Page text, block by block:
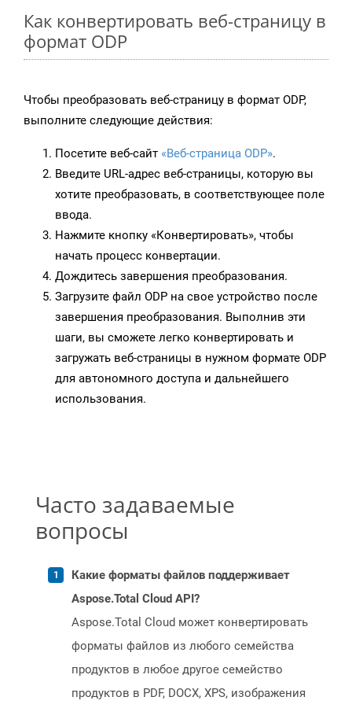
Как конвертировать веб-страницу в
формат ODP
Чтобы преобразовать веб-страницу в формат ODP,
выполните следующие действия:
Посетите веб-сайт «Веб-страница ODP».
Введите URL-адрес веб-страницы, которую вы
хотите преобразовать, в соответствующее поле
ввода.
Нажмите кнопку «Конвертировать», чтобы
начать процесс конвертации.
Дождитесь завершения преобразования.
Загрузите файл ODP на свое устройство после
завершения преобразования. Выполнив эти
шаги, вы сможете легко конвертировать и
загружать веб-страницы в нужном формате ODP
для автономного доступа и дальнейшего
использования.
Часто задаваемые
вопросы
Какие форматы файлов поддерживает
Aspose.Total Cloud API?
Aspose.Total Cloud может конвертировать
форматы файлов из любого семейства
продуктов в любое другое семейство
продуктов в PDF, DOCX, XPS, изображения